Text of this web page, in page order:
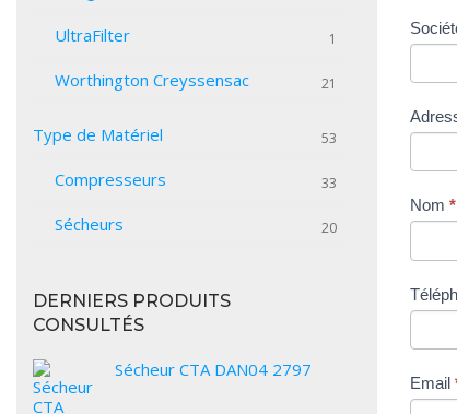
de
Nom *
Email
UltraFilter 1
Worthington Creyssensac 21
Type de Matériel 53
Compresseurs 33
Sécheurs 20
DERNIERS PRODUITS
CONSULTÉS
Sécheur CTA DAN04 2797